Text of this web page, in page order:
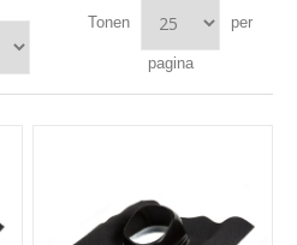
Tonen per
pagina